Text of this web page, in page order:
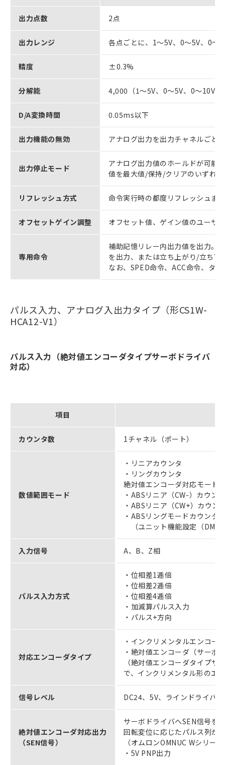
出力点数 2点
出力レンジ 各点ごとに、1～5V、0～5V、0～
精度 ±0.3%
分解能 4,000（1～5V、0～5V、0～10V
D/A変換時間 0.05ms以下
出力機能の無効 アナログ出力を出力チャネルごと
出力停止モード
アナログ出力値のホールドが可能
値を最大値/保持/クリアのいずれ
リフレッシュ方式 命令実行時の都度リフレッシュま
オフセットゲイン調整 オフセット値、ゲイン値のユーザ
専用命令
補助記憶リレー内出力値を出力。
を出力、または立ち上がり/立ち下
なお、SPED命令、ACC命令、タ
パルス入力、アナログ入出力タイプ（形CS1W-
HCA12-V1）
パルス入力（絶対値エンコーダタイプサーボドライバ
対応）
項目
カウンタ数 1チャネル（ポート）
数値範囲モード
・リニアカウンタ
・リングカウンタ
絶対値エンコーダ対応モード
・ABSリニア（CW-）カウン
・ABSリニア（CW+）カウン
・ABSリングモードカウンタ
（ユニット機能設定（
入力信号 A、B、Z相
パルス入力方式
・位相差1逓倍
・位相差2逓倍
・位相差4逓倍
・加減算パルス入力
・パルス+方向
対応エンコーダタイプ
・インクリメンタルエンコー
・絶対値エンコーダ（サーボ
（絶対値エンコーダタイプ
で、インクリメンタル形のエ
信号レベル DC24、5V、ラインドライバ
絶対値エンコーダ対応出力
（SEN信号）
サーボドライバへSEN信号を
回転変位に応じたパルス列が
（オムロンOMNUC Wシリ
・5V PNP出力